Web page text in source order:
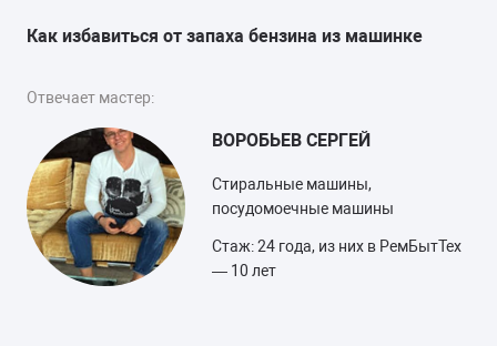
Как избавиться от запаха бензина из машинке
Отвечает мастер:
ВОРОБЬЕВ СЕРГЕЙ
Стиральные машины,
посудомоечные машины
Стаж: 24 года, из них в РемБытТех
— 10 лет